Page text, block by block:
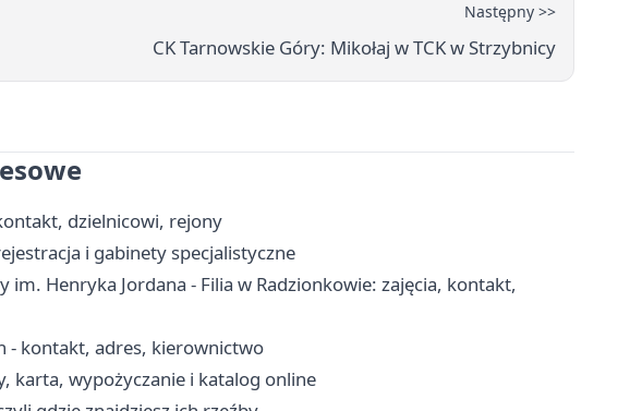
Następny >>
CK Tarnowskie Góry: Mikołaj w TCK w Strzybnicy
dzielnicowi, rejony
i gabinety specjalistyczne
im. Henryka Jordana - Filia w Radzionkowie: zajęcia, kontakt,
- kontakt, adres, kierownictwo
karta, wypożyczanie i katalog online